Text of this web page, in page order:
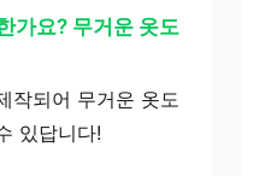
가요? 무거운 옷도
작되어 무거운 옷도
있답니다!